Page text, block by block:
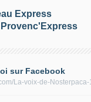
Express
sur Facebook